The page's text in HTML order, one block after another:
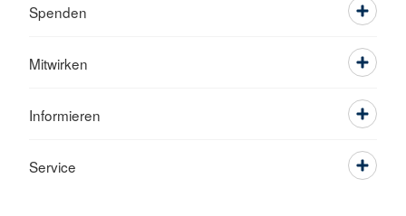
Spenden
Mitwirken
Informieren
Service